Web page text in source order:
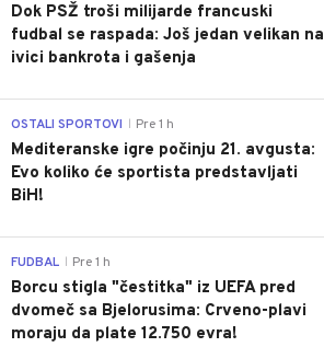
Dok PSŽ troši milijarde francuski
fudbal se raspada: Još jedan velikan na
ivici bankrota i gašenja
OSTALI SPORTOVI Pre 1 h
Mediteranske igre počinju 21. avgusta:
Evo koliko će sportista predstavljati
BiH!
FUDBAL Pre 1 h
Borcu stigla "čestitka" iz UEFA pred
dvomeč sa Bjelorusima: Crveno-plavi
moraju da plate 12.750 evra!